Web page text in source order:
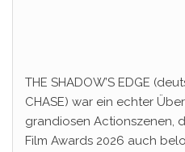
THE SHADOW’S EDGE
CHASE) war ein echter
grandiosen Actionszenen,
Film Awards 2026 auch